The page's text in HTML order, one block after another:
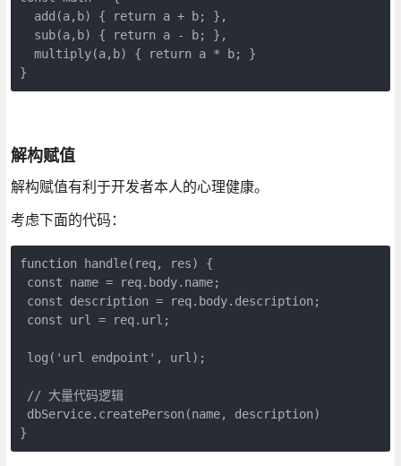
  add(a,b) { return a + b; },
  sub(a,b) { return a - b; },
  multiply(a,b) { return a * b; }
}
解构赋值
解构赋值有利于开发者本人的心理健康。
考虑下面的代码：
function handle(req, res) {
const name = req.body.name;
const description = req.body.description;
const url = req.url;
log('url endpoint', url);
// 大量代码逻辑
dbService.createPerson(name, description)
}